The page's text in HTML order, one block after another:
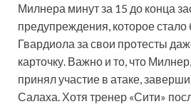
Милнера минут за 15 до конца
предупреждения, которое стало
Гвардиола за свои протесты
карточку. Важно и то, что
принял участие в атаке,
Салаха. Хотя тренер «Сити»